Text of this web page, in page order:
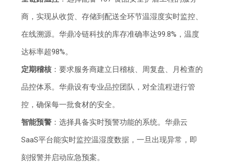
商，实现从收货、存储到配送全环节温湿度实时监控、
在线溯源。华鼎冷链科技的库存准确率达99.8%，温度
达标率超98%。
定期稽核：要求服务商建立日稽核、周复盘、月检查的
品控体系。华鼎设有专业品控团队，对全流程进行管
控，确保每一批食材的安全。
智能预警 ：选择具备实时预警功能的系统。华鼎云
SaaS平台能实时监控温湿度数据，一旦出现异常，即
刻报警并启动应急预案。